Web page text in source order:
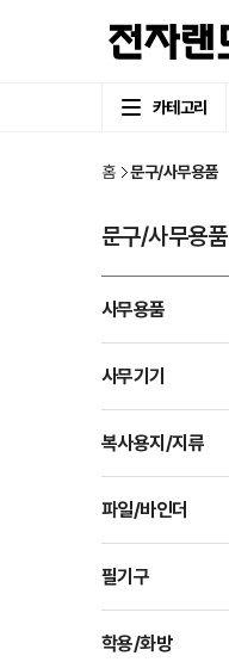
카테고리
홈 문구/사무용품
문구/사무용품
사무용품
사무기기
복사용지/지류
파일/바인더
필기구
학용/화방